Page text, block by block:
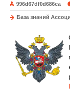
996d67df0d686ca
База знаний